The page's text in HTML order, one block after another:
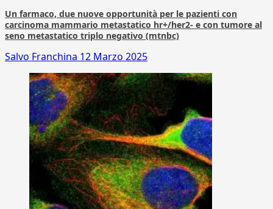
Un farmaco, due nuove opportunità per le pazienti con
carcinoma mammario metastatico hr+/her2- e con tumore al
seno metastatico triplo negativo (mtnbc)
Salvo Franchina 12 Marzo 2025